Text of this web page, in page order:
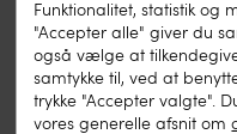
Funktionalitet, statistik og
"Accepter alle" giver du
også vælge at
samtykke til, ved at
trykke "Accepter valgte".
vores generelle afsnit om
• 8% hvidkløver
• 8% blodkløver
• 3% cikorie
• 3% kommen